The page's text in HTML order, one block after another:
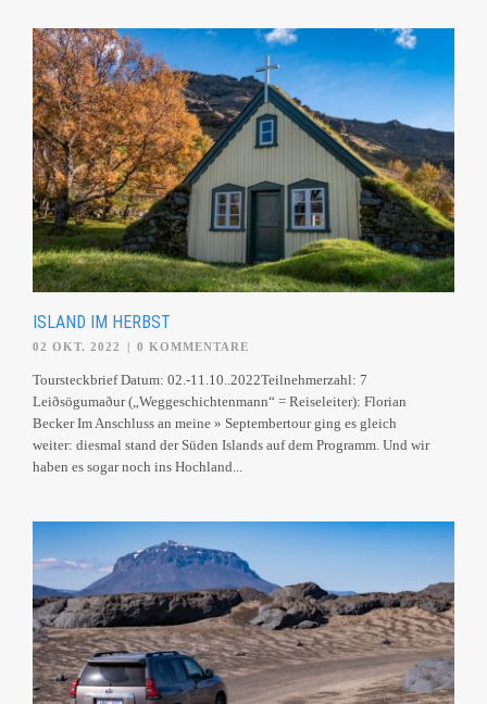
ISLAND IM HERBST
02 OKT. 2022 | 0 KOMMENTARE
Toursteckbrief Datum: 02.-11.10..2022Teilnehmerzahl: 7
Leiðsögumaður („Weggeschichtenmann“ = Reiseleiter): Florian
Becker Im Anschluss an meine » Septembertour ging es gleich
weiter: diesmal stand der Süden Islands auf dem Programm. Und wir
haben es sogar noch ins Hochland...